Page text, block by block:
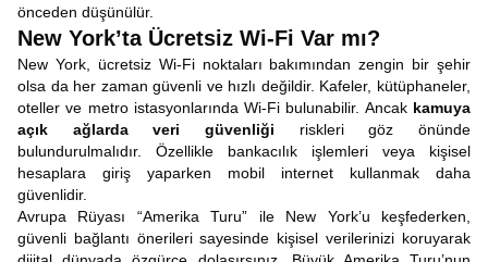
önceden düşünülür.
New York’ta Ücretsiz Wi-Fi Var mı?
New York, ücretsiz Wi-Fi noktaları bakımından zengin bir şehir
olsa da her zaman güvenli ve hızlı değildir. Kafeler, kütüphaneler,
oteller ve metro istasyonlarında Wi-Fi bulunabilir. Ancak kamuya
açık ağlarda veri güvenliği riskleri göz önünde
bulundurulmalıdır. Özellikle bankacılık işlemleri veya kişisel
hesaplara giriş yaparken mobil internet kullanmak daha
güvenlidir.
Avrupa Rüyası “Amerika Turu” ile New York’u keşfederken,
güvenli bağlantı önerileri sayesinde kişisel verilerinizi koruyarak